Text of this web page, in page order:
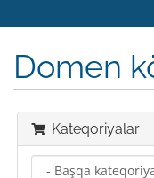
Domen
Kateqoriyalar